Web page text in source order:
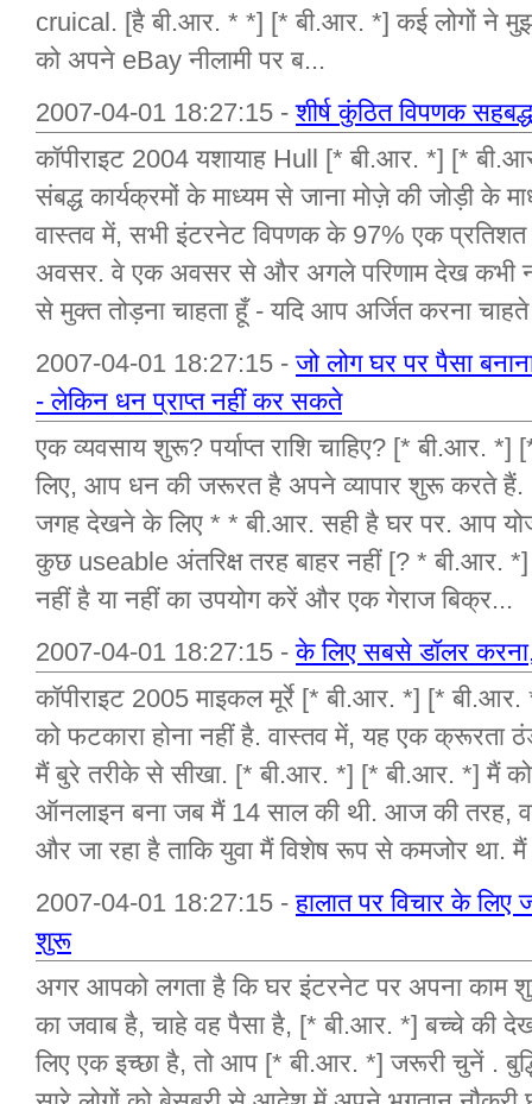
cruical. [है बी.आर. * *] [* बी.आर. *] कई लोगों ने
को अपने eBay नीलामी पर ब...
2007-04-01 18:27:15 -शीर्ष कुंठित विपणक
कॉपीराइट 2004 यशायाह Hull [* बी.आर. *] [*
संबद्ध कार्यक्रमों के माध्यम से जाना मोज़े की जोड़ी
वास्तव में, सभी इंटरनेट विपणक के 97% एक प्रतिशत
अवसर. वे एक अवसर से और अगले परिणाम देख कभी
से मुक्त तोड़ना चाहता हूँ - यदि आप अर्जित करना
2007-04-01 18:27:15 -जो लोग घर पर पैसा
- लेकिन धन प्राप्त नहीं कर सकते
एक व्यवसाय शुरू? पर्याप्त राशि चाहिए? [* बी.आर.
लिए, आप धन की जरूरत है अपने व्यापार शुरू करते हैं.
जगह देखने के लिए * * बी.आर. सही है घर पर. आप
कुछ useable अंतरिक्ष तरह बाहर नहीं [? * बी.आर.
नहीं है या नहीं का उपयोग करें और एक गेराज बिक्र...
2007-04-01 18:27:15 -के लिए सबसे डॉलर
कॉपीराइट 2005 माइकल मूर्रे [* बी.आर. *] [*
को फटकारा होना नहीं है. वास्तव में, यह एक क्रूरता
मैं बुरे तरीके से सीखा. [* बी.आर. *] [* बी.आर. *] मैं
ऑनलाइन बना जब मैं 14 साल की थी. आज की तरह,
और जा रहा है ताकि युवा मैं विशेष रूप से कमजोर था. मैं
2007-04-01 18:27:15 -हालात पर विचार के लिए
शुरू
अगर आपको लगता है कि घर इंटरनेट पर अपना काम
का जवाब है, चाहे वह पैसा है, [* बी.आर. *] बच्चे की
लिए एक इच्छा है, तो आप [* बी.आर. *] जरूरी चुनें .